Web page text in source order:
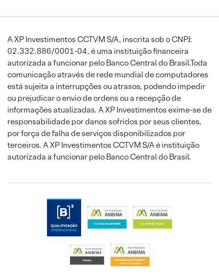
A XP Investimentos CCTVM S/A, inscrita sob o CNPJ:
02.332.886/0001-04, é uma instituição financeira
autorizada a funcionar pelo Banco Central do Brasil.Toda
comunicação através de rede mundial de computadores
está sujeita a interrupções ou atrasos, podendo impedir
ou prejudicar o envio de ordens ou a recepção de
informações atualizadas. A XP Investimentos exime-se de
responsabilidade por danos sofridos por seus clientes,
por força de falha de serviços disponibilizados por
terceiros. A XP Investimentos CCTVM S/A é instituição
autorizada a funcionar pelo Banco Central do Brasil.